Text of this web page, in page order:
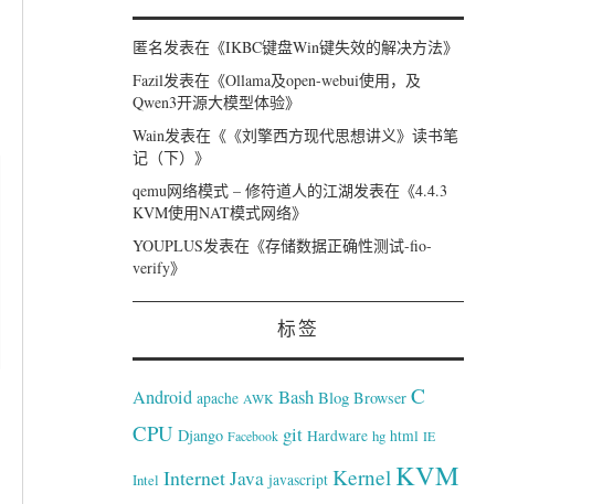
匿名发表在《IKBC键盘Win键失效的解决方法》
Fazil发表在《Ollama及open-webui使用，及
Qwen3开源大模型体验》
Wain发表在《《刘擎西方现代思想讲义》读书笔
记（下） 》
qemu网络模式 – 修符道人的江湖发表在《4.4.3
KVM使用NAT模式网络》
YOUPLUS发表在《存储数据正确性测试-fio-
verify》
标签
Android apache AWK Bash Blog Browser C
CPU Django Facebook git Hardware hg html IE
Intel InternetJava javascript Kernel KVM